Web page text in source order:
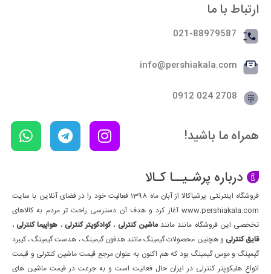
ارتباط با ما
021-88979587
info@pershiakala.com
2708 024 0912
همراه ما باشید!
درباره پرشـیــا کـالا
فروشگاه اینترنتی پرشیاکالا از آبان ماه 1398 فعالیت خود را در فضای آنلاین با سایت
www.pershiakala.com آغاز کرد و هدف آن دسترسی راحت تر مردم به کالاهای
تخخصی این فروشگاه مانند مانندماشین کنترلی ،کوادکوپتر کنترلی ، هواپیما کنترلی،
قایق کنترلی و هچنین محصولات گیمینگ مانند هدفون گیمینگ ، هدست گیمینگ ، کیبرد
گیمینگ و موس گیمینگ بود که هم اکنون به عنوان مرجع قیمت ماشین کنترلی و قیمت
انواع هلیکوپتر کنترلی در ایران حال فعالیت است و به جرعت در قیمت ماشین های